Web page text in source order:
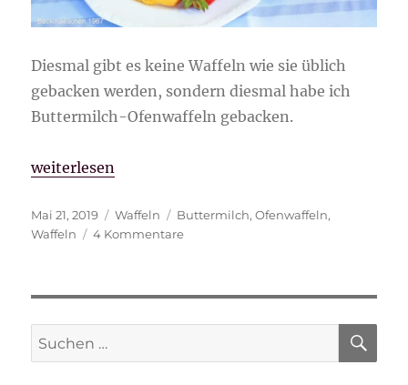
Diesmal gibt es keine Waffeln wie sie üblich
gebacken werden, sondern diesmal habe ich
Buttermilch-Ofenwaffeln gebacken.
„Buttermilch-Ofenwaffeln“
weiterlesen
Veröffentlicht
am
Mai 21, 2019 Kategorien
Waffeln Schlagwörter
Buttermilch,Ofenwaffeln,
Waffeln
4 Kommentarezu
Suche
nach: